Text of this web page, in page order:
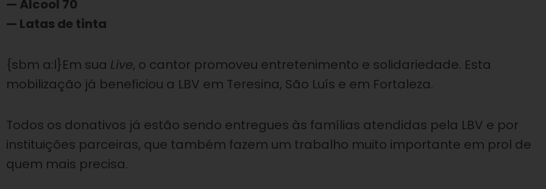
— Álcool 70
— Latas de tinta
{sbm a:l}Em sua Live, o cantor promoveu entretenimento e solidariedade. Esta
mobilização já beneficiou a LBV em Teresina, São Luís e em Fortaleza.
Todos os donativos já estão sendo entregues às famílias atendidas pela LBV e por
instituições parceiras, que também fazem um trabalho muito importante em prol de
quem mais precisa.⠀